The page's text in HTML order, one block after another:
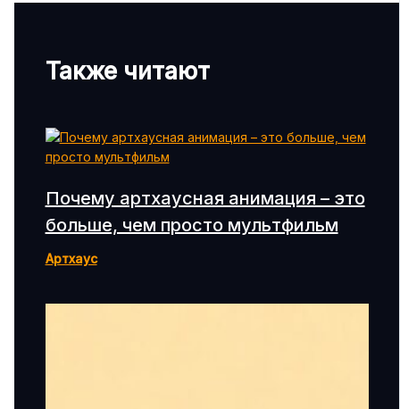
Также читают
Почему артхаусная анимация – это
больше, чем просто мультфильм
Артхаус